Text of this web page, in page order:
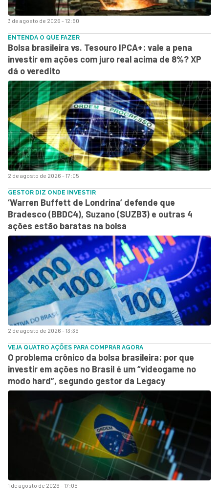
3 de agosto de 2026 - 12:50
2 de agosto de 2026 - 17:05
ENTENDA O QUE FAZER
Bolsa brasileira vs. Tesouro IPCA+: vale a pena
investir em ações com juro real acima de 8%? XP
dá o veredito
2 de agosto de 2026 - 13:35
GESTOR DIZ ONDE INVESTIR
‘Warren Buffett de Londrina’ defende que
Bradesco (BBDC4), Suzano (SUZB3) e outras 4
ações estão baratas na bolsa
1 de agosto de 2026 - 17:05
VEJA QUATRO AÇÕES PARA COMPRAR AGORA
O problema crônico da bolsa brasileira: por que
investir em ações no Brasil é um “videogame no
modo hard”, segundo gestor da Legacy